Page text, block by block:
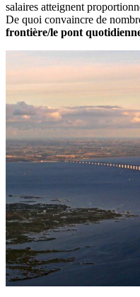
salaires atteignent
De quoi convaincre de
frontière/le pont